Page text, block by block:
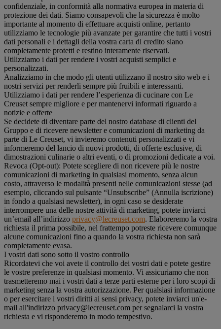
confidenziale, in conformità alla normativa europea in materia di
protezione dei dati. Siamo consapevoli che la sicurezza è molto
importante al momento di effettuare acquisti online, pertanto
utilizziamo le tecnologie più avanzate per garantire che tutti i vostri
dati personali e i dettagli della vostra carta di credito siano
completamente protetti e restino interamente riservati.
Utilizziamo i dati per rendere i vostri acquisti semplici e
personalizzati.
Analizziamo in che modo gli utenti utilizzano il nostro sito web e i
nostri servizi per renderli sempre più fruibili e interessanti.
Utilizziamo i dati per rendere l’esperienza di cucinare con Le
Creuset sempre migliore e per mantenervi informati riguardo a
notizie e offerte
Se decidete di diventare parte del nostro database di clienti del
Gruppo e di ricevere newsletter e comunicazioni di marketing da
parte di Le Creuset, vi invieremo contenuti personalizzati e vi
informeremo del lancio di nuovi prodotti, di offerte esclusive, di
dimostrazioni culinarie o altri eventi, o di promozioni dedicate a voi.
Revoca (Opt-out): Potete scegliere di non ricevere più le nostre
comunicazioni di marketing in qualsiasi momento, senza alcun
costo, attraverso le modalità presenti nelle comunicazioni stesse (ad
esempio, cliccando sul pulsante “Unsubscribe” (Annulla iscrizione)
in fondo a qualsiasi newsletter), in ogni caso se desiderate
interrompere una delle nostre attività di marketing, potete inviarci
un’email all’indirizzo privacy@lecreuset.com. Elaboreremo la vostra
richiesta il prima possibile, nel frattempo potreste ricevere comunque
alcune comunicazioni fino a quando la vostra richiesta non sarà
completamente evasa.
I vostri dati sono sotto il vostro controllo
Ricordatevi che voi avete il controllo dei vostri dati e potete gestire
le vostre preferenze in qualsiasi momento. Vi assicuriamo che non
trasmetteremo mai i vostri dati a terze parti esterne per i loro scopi di
marketing senza la vostra autorizzazione. Per qualsiasi informazione
o per esercitare i vostri diritti ai sensi privacy, potete inviarci un'e-
mail all'indirizzo privacy@lecreuset.com per segnalarci la vostra
richiesta e vi risponderemo in modo tempestivo.